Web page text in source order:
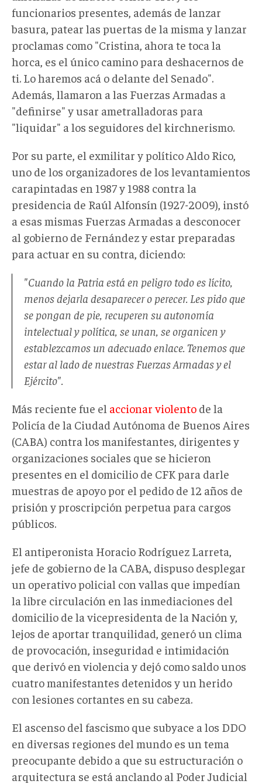
funcionarios presentes, además de lanzar
basura, patear las puertas de la misma y lanzar
proclamas como "Cristina, ahora te toca la
horca, es el único camino para deshacernos de
ti. Lo haremos acá o delante del Senado".
Además, llamaron a las Fuerzas Armadas a
"definirse" y usar ametralladoras para
"liquidar" a los seguidores del kirchnerismo.
Por su parte, el exmilitar y político Aldo Rico,
uno de los organizadores de los levantamientos
carapintadas en 1987 y 1988 contra la
presidencia de Raúl Alfonsín (1927-2009), instó
a esas mismas Fuerzas Armadas a desconocer
al gobierno de Fernández y estar preparadas
para actuar en su contra, diciendo:
"Cuando la Patria está en peligro todo es lícito,
menos dejarla desaparecer o perecer. Les pido que
se pongan de pie, recuperen su autonomía
intelectual y política, se unan, se organicen y
establezcamos un adecuado enlace. Tenemos que
estar al lado de nuestras Fuerzas Armadas y el
Ejército".
Más reciente fue el accionar violento de la
Policía de la Ciudad Autónoma de Buenos Aires
(CABA) contra los manifestantes, dirigentes y
organizaciones sociales que se hicieron
presentes en el domicilio de CFK para darle
muestras de apoyo por el pedido de 12 años de
prisión y proscripción perpetua para cargos
públicos.
El antiperonista Horacio Rodríguez Larreta,
jefe de gobierno de la CABA, dispuso desplegar
un operativo policial con vallas que impedían
la libre circulación en las inmediaciones del
domicilio de la vicepresidenta de la Nación y,
lejos de aportar tranquilidad, generó un clima
de provocación, inseguridad e intimidación
que derivó en violencia y dejó como saldo unos
cuatro manifestantes detenidos y un herido
con lesiones cortantes en su cabeza.
El ascenso del fascismo que subyace a los DDO
en diversas regiones del mundo es un tema
preocupante debido a que su estructuración o
arquitectura se está anclando al Poder Judicial